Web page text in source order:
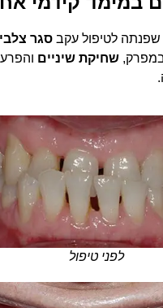
סגר
שחיקת שיניים
לפני טיפול